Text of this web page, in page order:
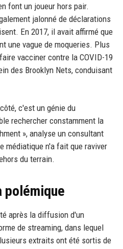
font un joueur hors pair.
jalonné de déclarations
En 2017, il avait affirmé que
une vague de moqueries. Plus
vacciner contre la COVID-19
des Brooklyn Nets, conduisant
c'est un génie du
rechercher constamment la
», analyse un consultant
médiatique n'a fait que raviver
du terrain.
polémique
après la diffusion d'un
de streaming, dans lequel
extraits ont été sortis de